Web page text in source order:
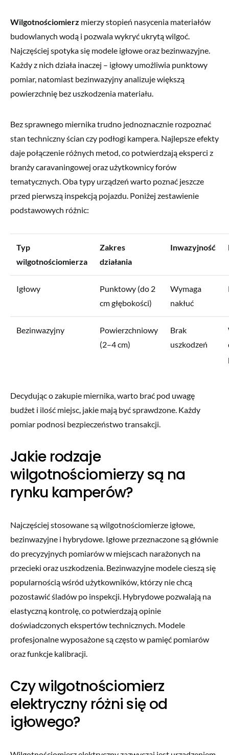
Wilgotnościomierz mierzy stopień nasycenia materiałów
budowlanych wodą i pozwala wykryć ukrytą wilgoć.
Najczęściej spotyka się modele igłowe oraz bezinwazyjne.
Każdy z nich działa inaczej – igłowy umożliwia punktowy
pomiar, natomiast bezinwazyjny analizuje większą
powierzchnię bez uszkodzenia materiału.
Bez sprawnego miernika trudno jednoznacznie rozpoznać
stan techniczny ścian czy podłogi kampera. Najlepsze efekty
daje połączenie różnych metod, co potwierdzają eksperci z
branży caravaningowej oraz użytkownicy forów
tematycznych. Oba typy urządzeń warto poznać jeszcze
przed pierwszą inspekcją pojazdu. Poniżej zestawienie
podstawowych różnic:
Typ
wilgotnościomierza
Zakres
działania
Inwazyjność
Igłowy
Punktowy (do 2
cm głębokości)
Wymaga
nakłuć
Bezinwazyjny
Powierzchniowy
(2–4 cm)
Brak
uszkodzeń
Decydując o zakupie miernika, warto brać pod uwagę
budżet i ilość miejsc, jakie mają być sprawdzone. Każdy
pomiar podnosi bezpieczeństwo transakcji.
Jakie rodzaje
wilgotnościomierzy są na
rynku kamperów?
Najczęściej stosowane są wilgotnościomierze igłowe,
bezinwazyjne i hybrydowe. Igłowe przeznaczone są głównie
do precyzyjnych pomiarów w miejscach narażonych na
przecieki oraz uszkodzenia. Bezinwazyjne modele cieszą się
popularnością wśród użytkowników, którzy nie chcą
pozostawić śladów po inspekcji. Hybrydowe pozwalają na
elastyczną kontrolę, co potwierdzają opinie
doświadczonych ekspertów technicznych. Modele
profesjonalne wyposażone są często w pamięć pomiarów
oraz funkcje kalibracji.
Czy wilgotnościomierz
elektryczny różni się od
igłowego?